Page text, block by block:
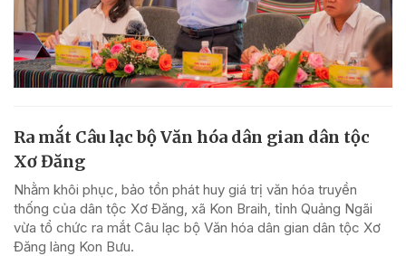
Ra mắt Câu lạc bộ Văn hóa dân gian dân tộc
Xơ Đăng
Nhằm khôi phục, bảo tồn phát huy giá trị văn hóa truyền
thống của dân tộc Xơ Đăng, xã Kon Braih, tỉnh Quảng Ngãi
vừa tổ chức ra mắt Câu lạc bộ Văn hóa dân gian dân tộc Xơ
Đăng làng Kon Bưu.